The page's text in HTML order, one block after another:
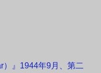
）』1944年9月、第二